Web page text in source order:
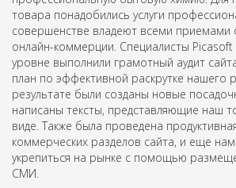
товара понадобились услуги
совершенстве владеют всеми приемами
онлайн-коммерции. Специалисты
уровне выполнили грамотный аудит
план по эффективной раскрутке нашего
результате были созданы новые
написаны тексты, представляющие наш
виде. Также была проведена
коммерческих разделов сайта, и еще
укрепиться на рынке с помощью
СМИ.